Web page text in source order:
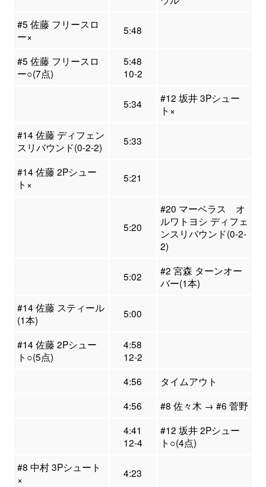
#5 佐藤 フリースロ
ー×
5:48
#5 佐藤 フリースロ
ー○(7点)
5:48
10-2
5:34
#12 坂井 3Pシュー
ト×
#14 佐藤 ディフェン
スリバウンド(0-2-2)
5:33
#14 佐藤 2Pシュー
ト×
5:21
5:20
#20 マーベラス オ
ルワトヨシ ディフェ
ンスリバウンド(0-2-
2)
5:02
#2 宮森 ターンオー
バー(1本)
#14 佐藤 スティール
(1本)
5:00
#14 佐藤 2Pシュー
ト○(5点)
4:58
12-2
4:56
タイムアウト
4:56
#8 佐々木 → #6 菅野
4:41
12-4
#12 坂井 2Pシュー
ト○(4点)
#8 中村 3Pシュート
×
4:23